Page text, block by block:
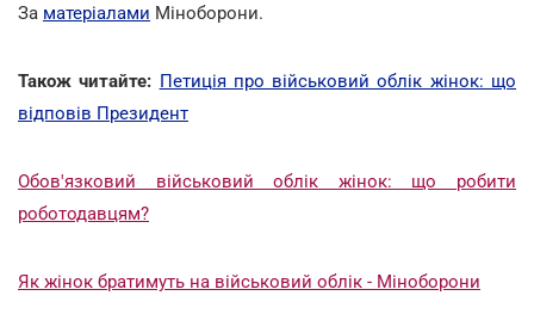
За матеріалами Міноборони.
Також читайте: Петиція про військовий облік жінок: що
відповів Президент
Обов'язковий військовий облік жінок: що робити
роботодавцям?
Як жінок братимуть на військовий облік - Міноборони